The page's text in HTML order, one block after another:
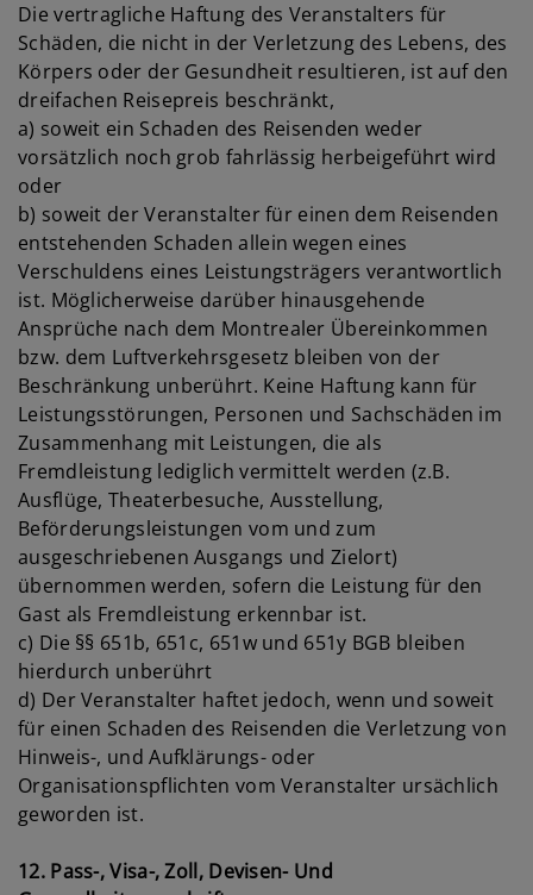
Die vertragliche Haftung des Veranstalters für
Schäden, die nicht in der Verletzung des Lebens, des
Körpers oder der Gesundheit resultieren, ist auf den
dreifachen Reisepreis beschränkt,
a) soweit ein Schaden des Reisenden weder
vorsätzlich noch grob fahrlässig herbeigeführt wird
oder
b) soweit der Veranstalter für einen dem Reisenden
entstehenden Schaden allein wegen eines
Verschuldens eines Leistungsträgers verantwortlich
ist. Möglicherweise darüber hinausgehende
Ansprüche nach dem Montrealer Übereinkommen
bzw. dem Luftverkehrsgesetz bleiben von der
Beschränkung unberührt. Keine Haftung kann für
Leistungsstörungen, Personen und Sachschäden im
Zusammenhang mit Leistungen, die als
Fremdleistung lediglich vermittelt werden (z.B.
Ausflüge, Theaterbesuche, Ausstellung,
Beförderungsleistungen vom und zum
ausgeschriebenen Ausgangs und Zielort)
übernommen werden, sofern die Leistung für den
Gast als Fremdleistung erkennbar ist.
c) Die §§ 651b, 651c, 651w und 651y BGB bleiben
hierdurch unberührt
d) Der Veranstalter haftet jedoch, wenn und soweit
für einen Schaden des Reisenden die Verletzung von
Hinweis-, und Aufklärungs- oder
Organisationspflichten vom Veranstalter ursächlich
geworden ist.
12. Pass-, Visa-, Zoll, Devisen- Und